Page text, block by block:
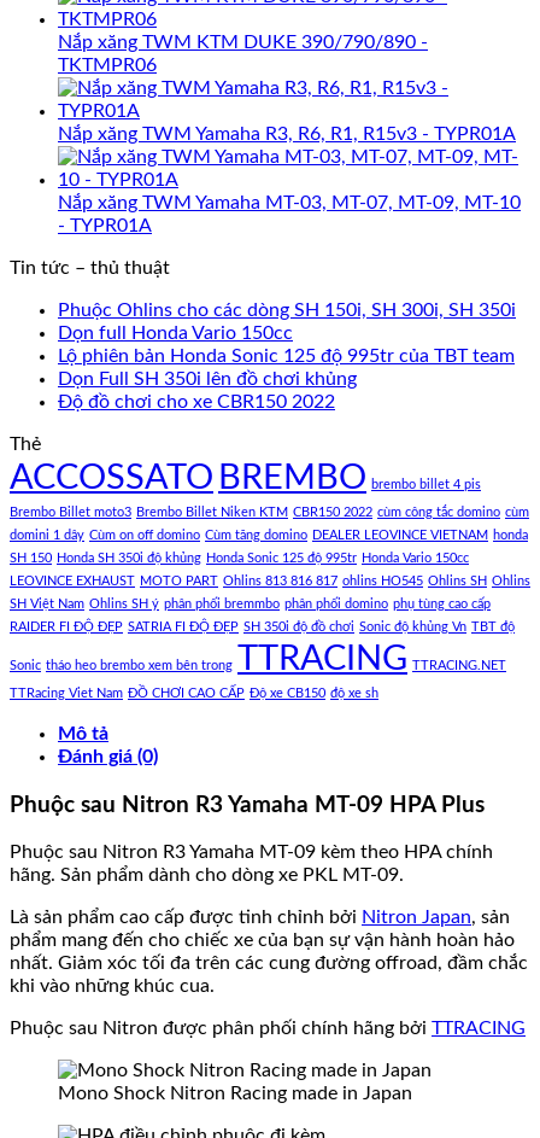
Nắp xăng TWM KTM DUKE 390/790/890 -
TKTMPR06
Nắp xăng TWM Yamaha R3, R6, R1, R15v3 - TYPR01A
Nắp xăng TWM Yamaha MT-03, MT-07, MT-09, MT-10
- TYPR01A
Tin tức – thủ thuật
Phuộc Ohlins cho các dòng SH 150i, SH 300i, SH 350i
Dọn full Honda Vario 150cc
Lộ phiên bản Honda Sonic 125 độ 995tr của TBT team
Dọn Full SH 350i lên đồ chơi khủng
Độ đồ chơi cho xe CBR150 2022
Thẻ
ACCOSSATO BREMBO brembo billet 4 pis
Brembo Billet moto3 Brembo Billet Niken KTM CBR150 2022 cùm công tắc domino cùm
domini 1 dây Cùm on off domino Cùm tăng domino DEALER LEOVINCE VIETNAM honda
SH 150 Honda SH 350i độ khủng Honda Sonic 125 độ 995tr Honda Vario 150cc
LEOVINCE EXHAUST MOTO PART Ohlins 813 816 817 ohlins HO545 Ohlins SH Ohlins
SH Việt Nam Ohlins SH ý phân phối bremmbo phân phối domino phụ tùng cao cấp
RAIDER FI ĐỘ ĐẸP SATRIA FI ĐỘ ĐẸP SH 350i độ đồ chơi Sonic độ khủng Vn TBT độ
Sonic tháo heo brembo xem bên trong TTRACING TTRACING.NET
TTRacing Viet Nam ĐỒ CHƠI CAO CẤP Độ xe CB150 độ xe sh
Mô tả
Đánh giá (0)
Phuộc sau Nitron R3 Yamaha MT-09 HPA Plus
Phuộc sau Nitron R3 Yamaha MT-09 kèm theo HPA chính
hãng. Sản phẩm dành cho dòng xe PKL MT-09.
Là sản phẩm cao cấp được tinh chỉnh bởi Nitron Japan, sản
phẩm mang đến cho chiếc xe của bạn sự vận hành hoàn hảo
nhất. Giảm xóc tối đa trên các cung đường offroad, đầm chắc
khi vào những khúc cua.
Phuộc sau Nitron được phân phối chính hãng bởi TTRACING
Mono Shock Nitron Racing made in Japan